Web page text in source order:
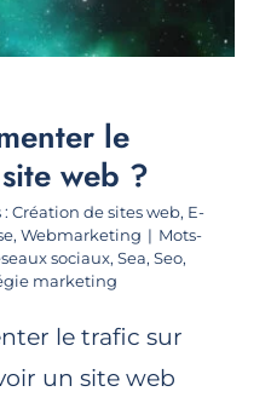
le
web ?
Création de sites web, E-
, Webmarketing | Mots-
sociaux, Sea, Seo,
marketing
le trafic sur
un site web